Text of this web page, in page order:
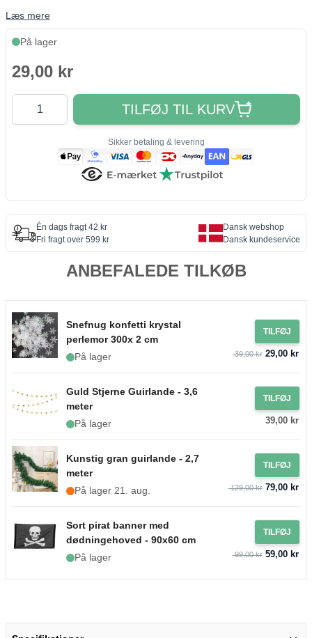
Læs mere
På lager
29,00 kr
Antal
TILFØJ TIL KURV
Sikker betaling & levering
Én dags fragt 42 kr
Fri fragt over 599 kr
Dansk webshop
Dansk kundeservice
ANBEFALEDE TILKØB
Snefnug konfetti krystal
perlemor 300x 2 cm
På lager
TILFØJ
39,00 kr29,00 kr
Guld Stjerne Guirlande - 3,6
meter
På lager
TILFØJ
39,00 kr
Kunstig gran guirlande - 2,7
meter
På lager 21. aug.
TILFØJ
129,00 kr79,00 kr
Sort pirat banner med
dødningehoved - 90x60 cm
På lager
TILFØJ
99,00 kr59,00 kr